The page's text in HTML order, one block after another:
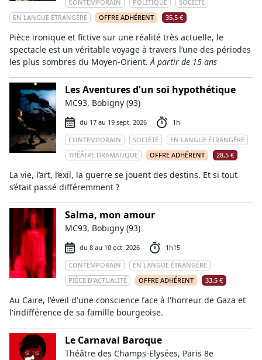
CONTEMPORAIN POLITIQUE
SOCIÉTÉ
EN LANGUE ÉTRANGÈRE
OFFRE ADHÉRENT 35,5 €
Pièce ironique et fictive sur une réalité très actuelle, le
spectacle est un véritable voyage à travers l’une des périodes
les plus sombres du Moyen-Orient.À partir de 15 ans
Les Aventures d'un soi hypothétique
MC93, Bobigny (93)
du 17 au 19 sept. 2026
1h
CONTEMPORAIN
SOCIÉTÉ
EN LANGUE ÉTRANGÈRE
THÉÂTRE DRAMATIQUE
OFFRE ADHÉRENT 28,5 €
La vie, l’art, l’exil, la guerre se jouent des destins. Et si tout
s’était passé différemment ?
Salma, mon amour
MC93, Bobigny (93)
du 8 au 10 oct. 2026
1h15
CONTEMPORAIN
EN LANGUE ÉTRANGÈRE
PIÈCE D'ACTUALITÉ
OFFRE ADHÉRENT 33,5 €
Au Caire, l'éveil d'une conscience face à l'horreur de Gaza et
l'indifférence de sa famille bourgeoise.
Le Carnaval Baroque
Théâtre des Champs-Elysées, Paris 8e